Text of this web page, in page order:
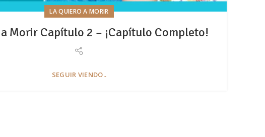
LA QUIERO A MORIR
Morir Capítulo 2 – ¡Capítulo Completo!
SEGUIR VIENDO..